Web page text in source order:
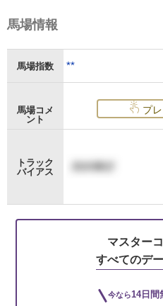
馬場情報
馬場指数 **
馬場コメ
ント
プ
トラック
バイアス
マスター
すべてのデ
今なら14日間